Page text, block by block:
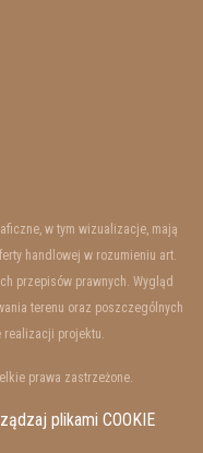
w tym wizualizacje, mają
handlowej w rozumieniu art.
przepisów prawnych. Wygląd
terenu oraz poszczególnych
realizacji projektu.
prawa zastrzeżone.
plikami COOKIE